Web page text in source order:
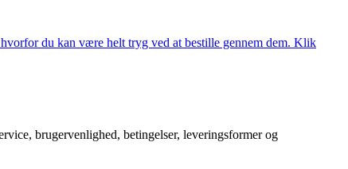
du kan være helt tryg ved at bestille gennem dem. Klik
brugervenlighed, betingelser, leveringsformer og